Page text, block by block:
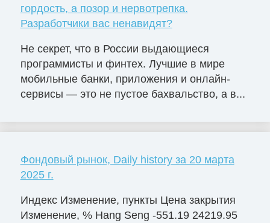
гордость, а позор и нервотрепка.
Разработчики вас ненавидят?
Не секрет, что в России выдающиеся
программисты и финтех. Лучшие в мире
мобильные банки, приложения и онлайн-
сервисы — это не пустое бахвальство, а в...
Фондовый рынок, Daily history за 20 марта
2025 г.
Индекс Изменение, пункты Цена закрытия
Изменение, % Hang Seng -551.19 24219.95